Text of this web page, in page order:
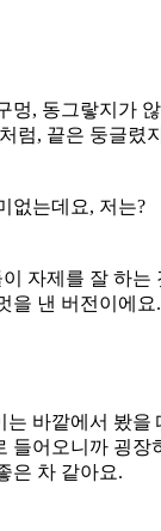
멍, 동그랗지가
럼, 끝은 둥글렸
없는데요, 저는?
자제를 잘 하는
을 낸 버전이에요.
는 바깥에서 봤을
들어오니까 굉장
은 차 같아요.